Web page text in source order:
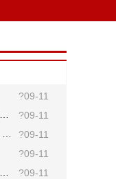
?09-11
?09-11
?09-11
?09-11
?09-11